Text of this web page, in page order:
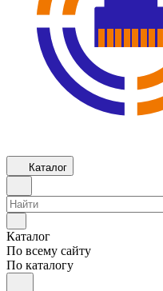
Каталог
Каталог
По всему сайту
По каталогу